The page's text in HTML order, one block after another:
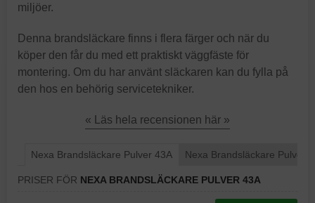
miljöer.
Denna brandsläckare finns i flera färger och när du
köper den får du med ett praktiskt väggfäste för
montering. Om du har använt släckaren kan du fylla på
den hos en behörig servicetekniker.
« Läs hela recensionen här »
Nexa Brandsläckare Pulver 43A Nexa Brandsläckare Pulver
PRISER FÖR NEXA BRANDSLÄCKARE PULVER 43A